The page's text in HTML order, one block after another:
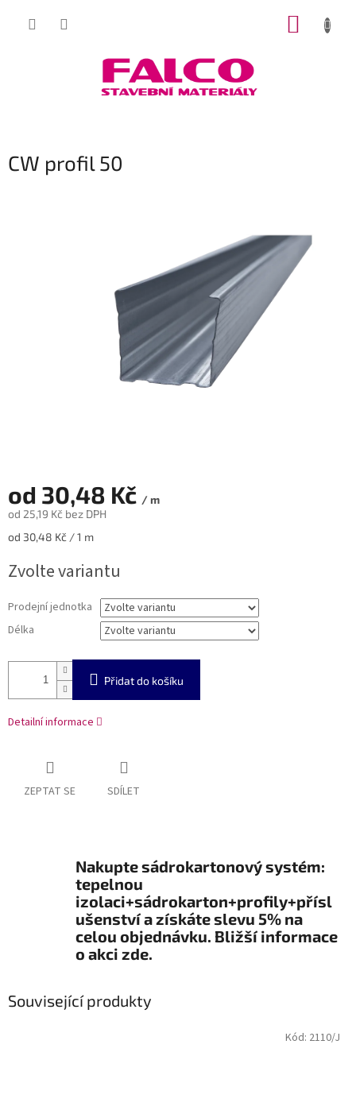
CW profil 50
od 30,48 Kč / m
od 25,19 Kč bez DPH
Měrná
od 30,48 Kč / 1 m
Zvolte variantu
Prodejní jednotka
Délka
Přidat do košíku
Detailní informace
ZEPTAT SE SDÍLET
Nakupte sádrokartonový systém:
tepelnou
izolaci+sádrokarton+profily+přísl
ušenství a získáte slevu 5% na
celou objednávku. Bližší informace
o akci zde.
Související produkty
Kód: 2110/J